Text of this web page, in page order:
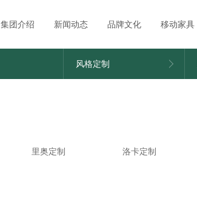
集团介绍 新闻动态 品牌文化 移动家具
风格定制
里奥定制 洛卡定制